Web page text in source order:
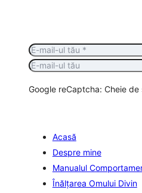
Google reCaptcha: Cheie de
Acasă
Despre mine
Manualul
Înălţarea Omului Divin